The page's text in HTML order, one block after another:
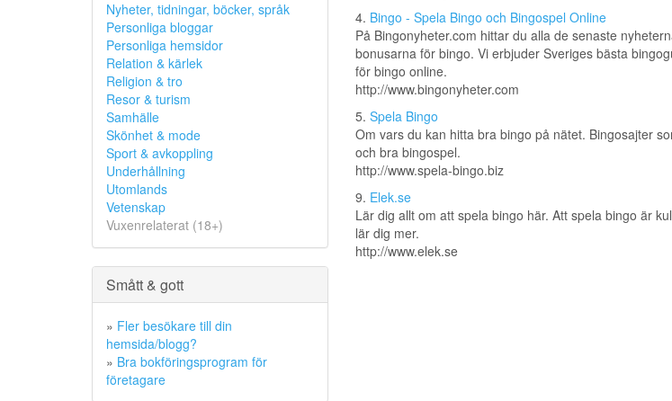
Nyheter, tidningar, böcker, språk
Personliga bloggar
Personliga hemsidor
Relation & kärlek
Religion & tro
Resor & turism
Samhälle
Skönhet & mode
Sport & avkoppling
Underhållning
Utomlands
Vetenskap
Vuxenrelaterat (18+)
Smått & gott
» Fler besökare till din
hemsida/blogg?
» Bra bokföringsprogram för
företagare
4. Bingo - Spela Bingo och Bingospel Online
På Bingonyheter.com hittar du alla de senaste
bonusarna för bingo. Vi erbjuder Sveriges bästa
för bingo online.
http://www.bingonyheter.com
5. Spela Bingo
Om vars du kan hitta bra bingo på nätet. Bingosajter
och bra bingospel.
http://www.spela-bingo.biz
9. Elek.se
Lär dig allt om att spela bingo här. Att spela bingo är
lär dig mer.
http://www.elek.se